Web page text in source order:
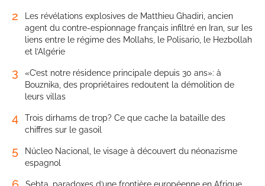
2
Les révélations explosives de Matthieu Ghadiri, ancien
agent du contre-espionnage français infiltré en Iran, sur les
liens entre le régime des Mollahs, le Polisario, le Hezbollah
et l’Algérie
3
«C’est notre résidence principale depuis 30 ans»: à
Bouznika, des propriétaires redoutent la démolition de
leurs villas
4
Trois dirhams de trop? Ce que cache la bataille des
chiffres sur le gasoil
5
Núcleo Nacional, le visage à découvert du néonazisme
espagnol